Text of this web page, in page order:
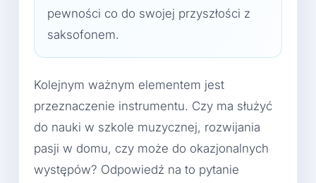
pewności co do swojej przyszłości z
saksofonem.
Kolejnym ważnym elementem jest
przeznaczenie instrumentu. Czy ma służyć
do nauki w szkole muzycznej, rozwijania
pasji w domu, czy może do okazjonalnych
występów? Odpowiedź na to pytanie